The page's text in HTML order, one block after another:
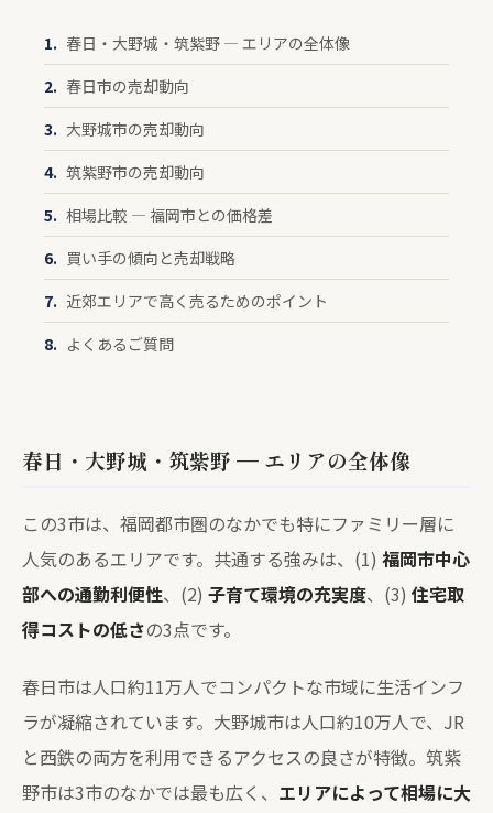
春日・大野城・筑紫野 — エリアの全体像
春日市の売却動向
大野城市の売却動向
筑紫野市の売却動向
相場比較 — 福岡市との価格差
買い手の傾向と売却戦略
近郊エリアで高く売るためのポイント
よくあるご質問
春日・大野城・筑紫野 — エリアの全体像
この3市は、福岡都市圏のなかでも特にファミリー層に
人気のあるエリアです。共通する強みは、(1) 福岡市中心
部への通勤利便性、(2) 子育て環境の充実度、(3) 住宅取
得コストの低さの3点です。
春日市は人口約11万人でコンパクトな市域に生活インフ
ラが凝縮されています。大野城市は人口約10万人で、JR
と西鉄の両方を利用できるアクセスの良さが特徴。筑紫
野市は3市のなかでは最も広く、 エリアによって相場に大